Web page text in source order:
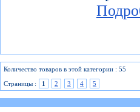
Количество товаров в этой категории : 55
Страницы :
1 2 3 4 5